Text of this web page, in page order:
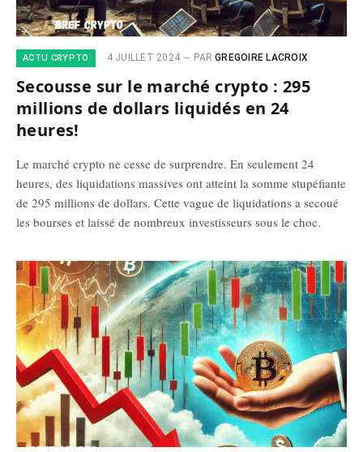
ACTU CRYPTO 4 JUILLET 2024 PAR GREGOIRE LACROIX
Secousse sur le marché crypto : 295
millions de dollars liquidés en 24
heures!
Le marché crypto ne cesse de surprendre. En seulement 24
heures, des liquidations massives ont atteint la somme stupéfiante
de 295 millions de dollars. Cette vague de liquidations a secoué
les bourses et laissé de nombreux investisseurs sous le choc.